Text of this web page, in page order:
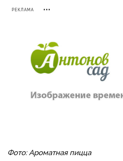
РЕКЛАМА
Фото: Ароматная пицца